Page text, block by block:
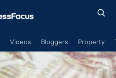
Videos Bloggers Property